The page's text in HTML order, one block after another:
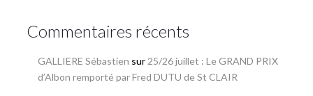
Commentaires récents
GALLIERE Sébastien sur 25/26 juillet : Le GRAND PRIX
d’Albon remporté par Fred DUTU de St CLAIR